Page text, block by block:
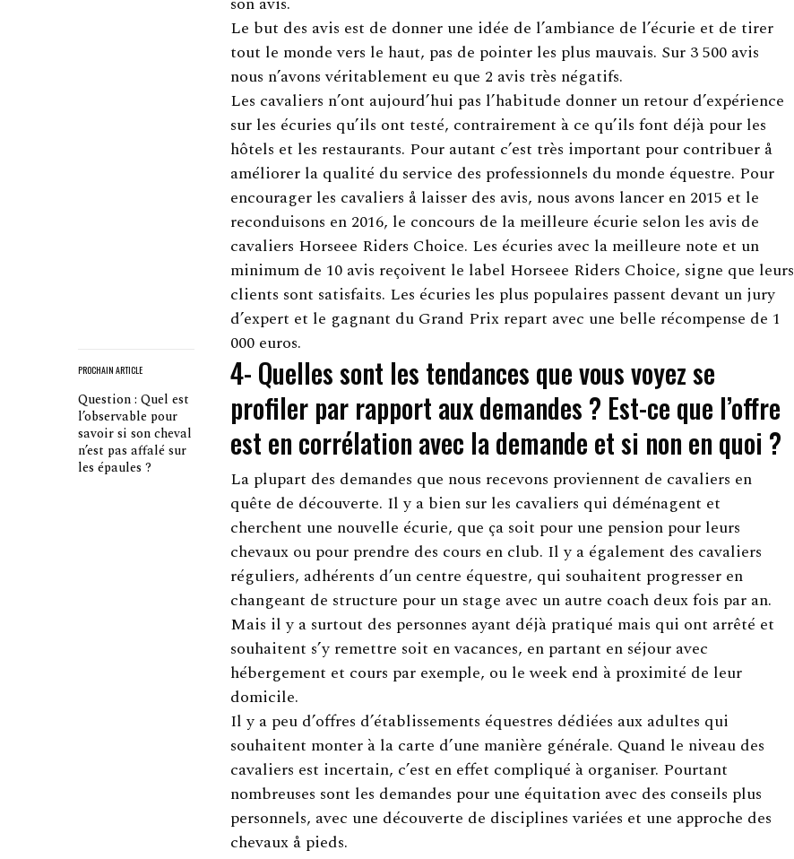
PROCHAIN ARTICLE
Question : Quel est
l’observable pour
savoir si son cheval
n’est pas affalé sur
les épaules ?
Le but des avis est de donner une idée de l’ambiance de l’écurie et de tirer
tout le monde vers le haut, pas de pointer les plus mauvais. Sur 3 500 avis
nous n’avons véritablement eu que 2 avis très négatifs.
Les cavaliers n’ont aujourd’hui pas l’habitude donner un retour d’expérience
sur les écuries qu’ils ont testé, contrairement à ce qu’ils font déjà pour les
hôtels et les restaurants. Pour autant c’est très important pour contribuer å
améliorer la qualité du service des professionnels du monde équestre. Pour
encourager les cavaliers å laisser des avis, nous avons lancer en 2015 et le
reconduisons en 2016, le concours de la meilleure écurie selon les avis de
cavaliers Horseee Riders Choice. Les écuries avec la meilleure note et un
minimum de 10 avis reçoivent le label Horseee Riders Choice, signe que leurs
clients sont satisfaits. Les écuries les plus populaires passent devant un jury
d’expert et le gagnant du Grand Prix repart avec une belle récompense de 1
000 euros.
4- Quelles sont les tendances que vous voyez se
profiler par rapport aux demandes ? Est-ce que l’offre
est en corrélation avec la demande et si non en quoi ?
La plupart des demandes que nous recevons proviennent de cavaliers en
quête de découverte. Il y a bien sur les cavaliers qui déménagent et
cherchent une nouvelle écurie, que ça soit pour une pension pour leurs
chevaux ou pour prendre des cours en club. Il y a également des cavaliers
réguliers, adhérents d’un centre équestre, qui souhaitent progresser en
changeant de structure pour un stage avec un autre coach deux fois par an.
Mais il y a surtout des personnes ayant déjà pratiqué mais qui ont arrêté et
souhaitent s’y remettre soit en vacances, en partant en séjour avec
hébergement et cours par exemple, ou le week end à proximité de leur
domicile.
Il y a peu d’offres d’établissements équestres dédiées aux adultes qui
souhaitent monter à la carte d’une manière générale. Quand le niveau des
cavaliers est incertain, c’est en effet compliqué à organiser. Pourtant
nombreuses sont les demandes pour une équitation avec des conseils plus
personnels, avec une découverte de disciplines variées et une approche des
chevaux å pieds.